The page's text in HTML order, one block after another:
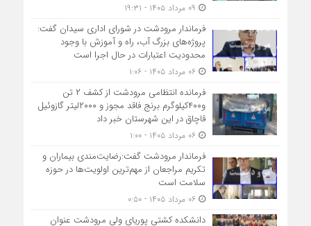
فرماندار مرودشت در شورای اداری سیدان گفت:
پروژه‌های بزرگ آب، راه و آموزش با وجود
محدودیت اعتبارات در حال اجرا است
۰۶ مرداد ۱۴۰۵ - ۱:۰۶
فرمانده انتظامي مرودشت از کشف ۲ تن
و۴۰۰کیلوگرم برنج فاقد مجوز و ۲۰۰۰لیتر گازوئیل
قاچاق در اين شهرستان خبر داد
۰۶ مرداد ۱۴۰۵ - ۱:۰۰
فرماندار مرودشت گفت:رضایت‌مندی بیماران و
تکریم مراجعان از مهم‌ترین اولویت‌ها در حوزه
سلامت است
۰۶ مرداد ۱۴۰۵ - ۰:۵۰
دانشکده کشتی پوریای ولی مرودشت عنوان